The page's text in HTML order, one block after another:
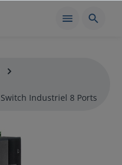
Switch Industriel 8 Ports